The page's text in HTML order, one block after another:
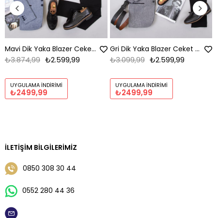
Mavi Dik Yaka Blazer Ceket Kombini Erkek | Slim Fit Şık Komple Set
₺2.599,99
₺3.874,99
UYGULAMA İNDIRIMI
₺2499,99
Gri Dik Yaka Blazer Ceket Kombini Erkek | Slim Fit Şık Komple Set
₺2.599,99
₺3.099,99
UYGULAMA İNDIRIMI
₺2499,99
İLETIŞIM BILGILERIMIZ
0850 308 30 44
0552 280 44 36